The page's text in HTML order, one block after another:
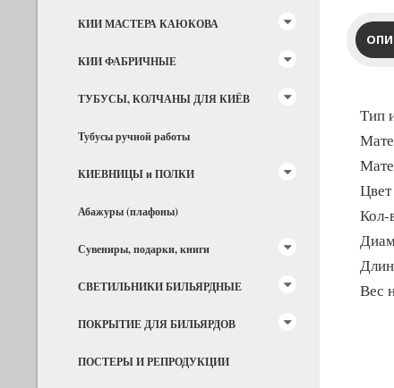
КИИ МАСТЕРА КАЮКОВА
КИИ ФАБРИЧНЫЕ
ТУБУСЫ, КОЛЧАНЫ ДЛЯ КИЁВ
Тубусы ручной работы
КИЕВНИЦЫ и ПОЛКИ
Абажуры (плафоны)
Сувениры, подарки, книги
СВЕТИЛЬНИКИ БИЛЬЯРДНЫЕ
ПОКРЫТИЕ ДЛЯ БИЛЬЯРДОВ
ПОСТЕРЫ И РЕПРОДУКЦИИ
Тип
Кол-
Вес